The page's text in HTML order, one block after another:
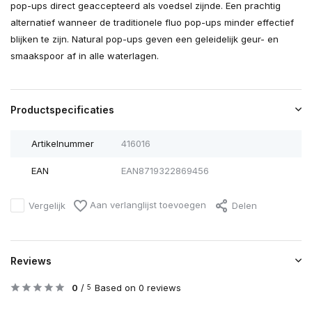
pop-ups direct geaccepteerd als voedsel zijnde. Een prachtig
alternatief wanneer de traditionele fluo pop-ups minder effectief
blijken te zijn. Natural pop-ups geven een geleidelijk geur- en
smaakspoor af in alle waterlagen.
Productspecificaties
Artikelnummer 416016
EAN EAN8719322869456
Vergelijk Aan verlanglijst toevoegen Delen
Reviews
0 / 5 Based on 0 reviews